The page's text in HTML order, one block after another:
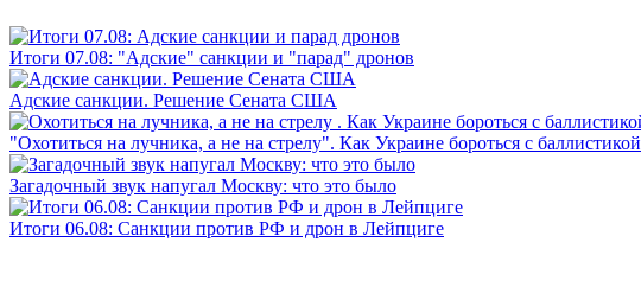
Итоги 07.08: "Адские" санкции и "парад" дронов
Адские санкции. Решение Сената США
"Охотиться на лучника, а не на стрелу". Как Украине бороться с баллистикой
Загадочный звук напугал Москву: что это было
Итоги 06.08: Санкции против РФ и дрон в Лейпциге